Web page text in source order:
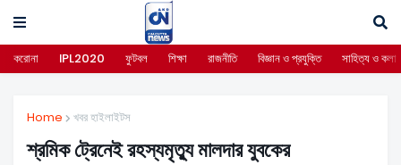
করোনা IPL2020 ফুটবল শিক্ষা রাজনীতি বিজ্ঞান ও প্রযুক্তি সাহিত্য ও কলা
Home খবর হাইলাইটস
শ্রমিক ট্রেনেই রহস্যমৃত্যু মালদার যুবকের